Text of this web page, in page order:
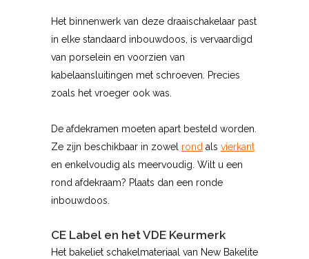
Het binnenwerk van deze draaischakelaar past
in elke standaard inbouwdoos, is vervaardigd
van porselein en voorzien van
kabelaansluitingen met schroeven. Precies
zoals het vroeger ook was.
De afdekramen moeten apart besteld worden.
Ze zijn beschikbaar in zowel rond als vierkant
en enkelvoudig als meervoudig. Wilt u een
rond afdekraam? Plaats dan een ronde
inbouwdoos.
CE Label en het VDE Keurmerk
Het bakeliet schakelmateriaal van New Bakelite